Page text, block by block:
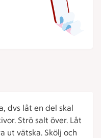
dvs låt en del skal
Strö salt över. Låt
ut vätska. Skölj och